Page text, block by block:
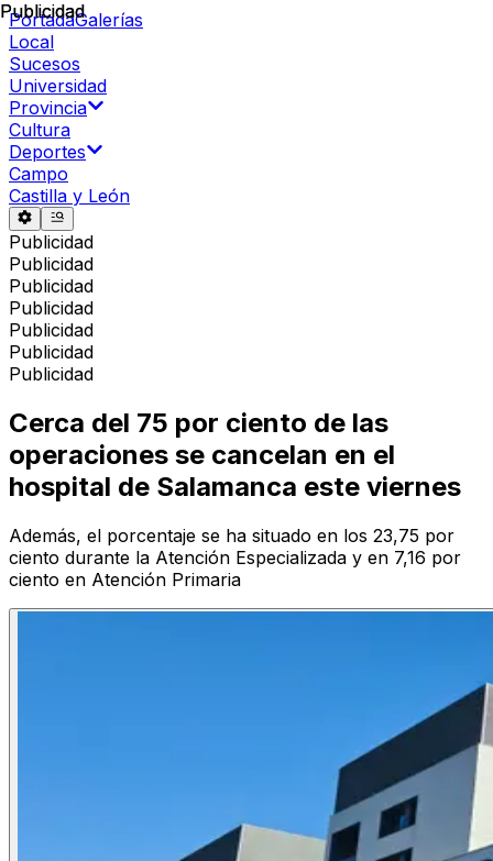
PortadaGalerías
Local
Sucesos
Universidad
Provincia
Cultura
Deportes
Campo
Castilla y León
Publicidad
Publicidad
Publicidad
Publicidad
Publicidad
Publicidad
Publicidad
Publicidad
Cerca del 75 por ciento de las
operaciones se cancelan en el
hospital de Salamanca este viernes
Además, el porcentaje se ha situado en los 23,75 por
ciento durante la Atención Especializada y en 7,16 por
ciento en Atención Primaria
Publicidad